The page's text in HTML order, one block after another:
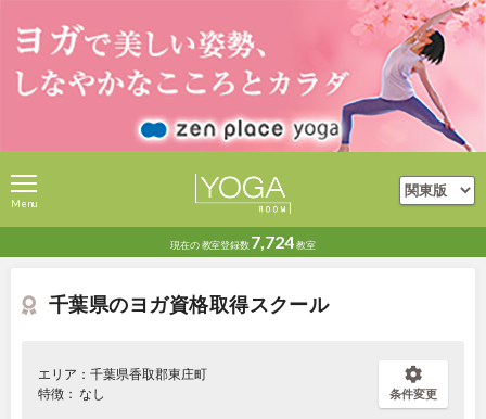
現在の教室登録数 7,724教室
Menu
千葉県のヨガ資格取得スクール
エリア：千葉県香取郡東庄町
特徴： なし
条件変更